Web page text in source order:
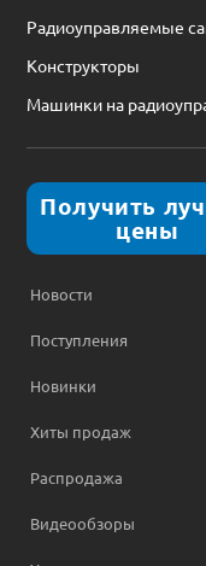
Радиоуправляемые
Конструкторы
Машинки на
Получить
цены
Новости
Поступления
Новинки
Хиты продаж
Распродажа
Видеообзоры